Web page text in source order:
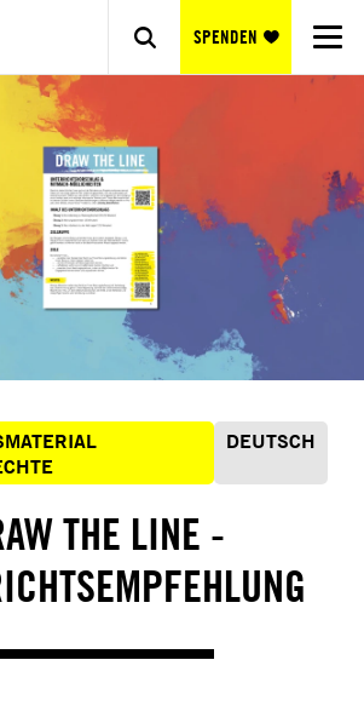
SPENDEN
DEUTSCH
THE LINE -